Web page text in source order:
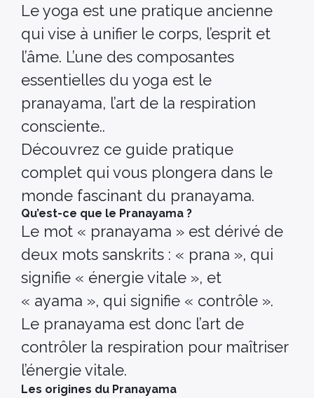
Le yoga est une pratique ancienne
qui vise à unifier le corps, l’esprit et
l’âme. L’une des composantes
essentielles du yoga est le
pranayama, l’art de la respiration
consciente..
Découvrez ce guide pratique
complet qui vous plongera dans le
monde fascinant du pranayama.
Qu’est-ce que le Pranayama ?
Le mot « pranayama » est dérivé de
deux mots sanskrits : « prana », qui
signifie « énergie vitale », et
« ayama », qui signifie « contrôle ».
Le pranayama est donc l’art de
contrôler la respiration pour maîtriser
l’énergie vitale.
Les origines du Pranayama